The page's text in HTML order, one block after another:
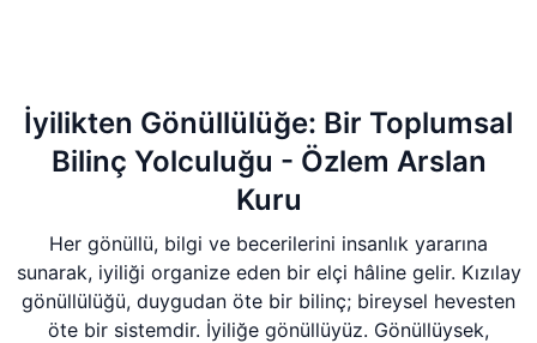
İyilikten Gönüllülüğe: Bir Toplumsal
Bilinç Yolculuğu - Özlem Arslan
Kuru
Her gönüllü, bilgi ve becerilerini insanlık yararına
sunarak, iyiliği organize eden bir elçi hâline gelir. Kızılay
gönüllülüğü, duygudan öte bir bilinç; bireysel hevesten
öte bir sistemdir. İyiliğe gönüllüyüz. Gönüllüysek,